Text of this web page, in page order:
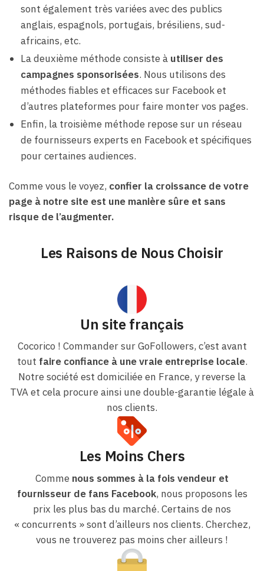
sont également très variées avec des publics
anglais, espagnols, portugais, brésiliens, sud-
africains, etc.
La deuxième méthode consiste à utiliser des
campagnes sponsorisées. Nous utilisons des
méthodes fiables et efficaces sur Facebook et
d’autres plateformes pour faire monter vos pages.
Enfin, la troisième méthode repose sur un réseau
de fournisseurs experts en Facebook et spécifiques
pour certaines audiences.
Comme vous le voyez, confier la croissance de votre
page à notre site est une manière sûre et sans
risque de l’augmenter.
Les Raisons de Nous Choisir
Un site français
Cocorico ! Commander sur GoFollowers, c’est avant
tout faire confiance à une vraie entreprise locale.
Notre société est domiciliée en France, y reverse la
TVA et cela procure ainsi une double-garantie légale à
nos clients.
Les Moins Chers
Comme nous sommes à la fois vendeur et
fournisseur de fans Facebook, nous proposons les
prix les plus bas du marché. Certains de nos
« concurrents » sont d’ailleurs nos clients. Cherchez,
vous ne trouverez pas moins cher ailleurs !